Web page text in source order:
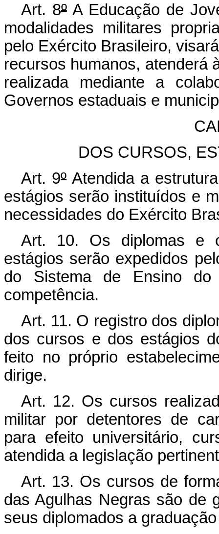
Art. 8ºA Educação de
modalidades militares
pelo Exército Brasileiro,
recursos humanos, atenderá
realizada mediante a
Governos estaduais e
DOS CURSOS,
Art. 9ºAtendida a
estágios serão instituídos e
necessidades do Exército
Art. 10. Os diplomas e
estágios serão expedidos
do Sistema de Ensino
competência.
Art. 11. O registro dos
dos cursos e dos estágios
feito no próprio
dirige.
Art. 12. Os cursos
militar por detentores de
para efeito universitário,
atendida a legislação
Art. 13. Os cursos de
das Agulhas Negras são de
seus diplomados a